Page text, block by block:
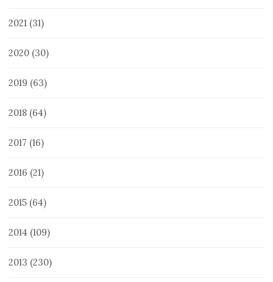
2021 (31)
2020 (30)
2019 (63)
2018 (64)
2017 (16)
2016 (21)
2015 (64)
2014 (109)
2013 (230)